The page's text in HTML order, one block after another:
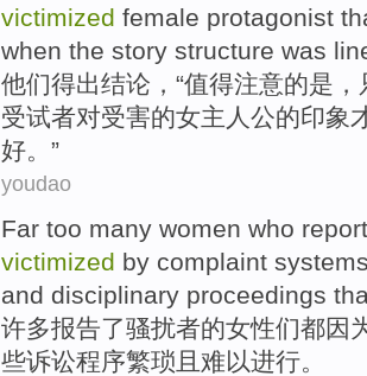
victimized female protagonist
when the story structure was
他们得出结论，“值得注意的是 ，
受试者对受害的女主人公的印象
好。”
youdao
Far too many women who report
victimized by complaint
and disciplinary proceedings
许多报告了骚扰者的女性们都因
些诉讼程序繁琐且 难以进行。